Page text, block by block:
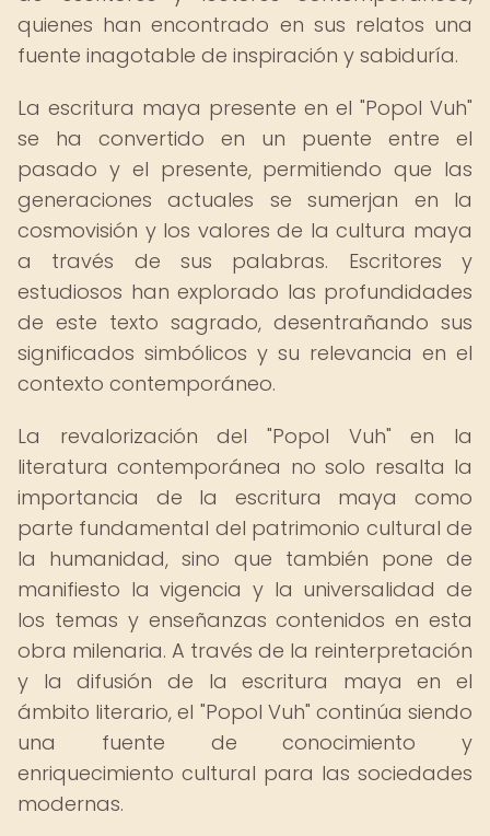
quienes han encontrado en sus relatos una
fuente inagotable de inspiración y sabiduría.
La escritura maya presente en el "Popol Vuh"
se ha convertido en un puente entre el
pasado y el presente, permitiendo que las
generaciones actuales se sumerjan en la
cosmovisión y los valores de la cultura maya
a través de sus palabras. Escritores y
estudiosos han explorado las profundidades
de este texto sagrado, desentrañando sus
significados simbólicos y su relevancia en el
contexto contemporáneo.
La revalorización del "Popol Vuh" en la
literatura contemporánea no solo resalta la
importancia de la escritura maya como
parte fundamental del patrimonio cultural de
la humanidad, sino que también pone de
manifiesto la vigencia y la universalidad de
los temas y enseñanzas contenidos en esta
obra milenaria. A través de la reinterpretación
y la difusión de la escritura maya en el
ámbito literario, el "Popol Vuh" continúa siendo
una fuente de conocimiento y
enriquecimiento cultural para las sociedades
modernas.